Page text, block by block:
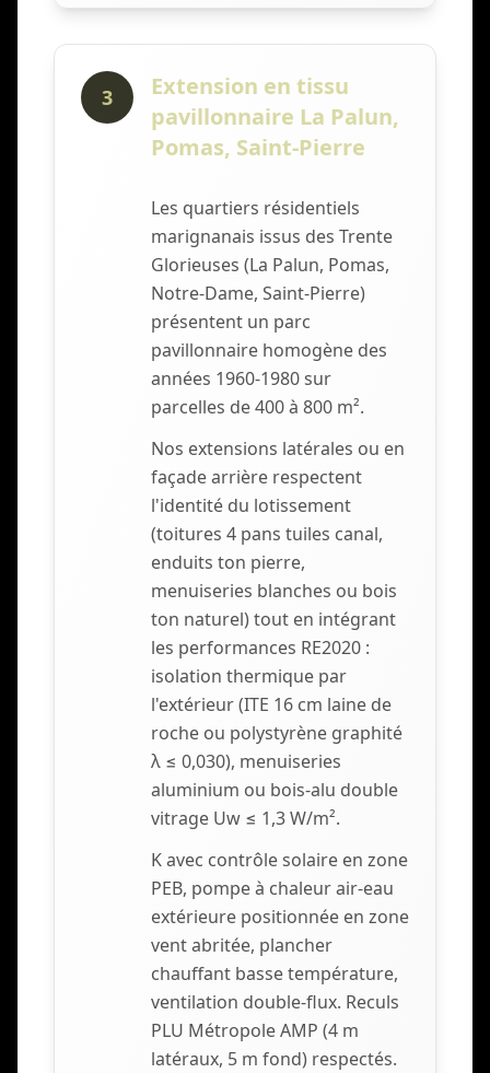
3
Extension en tissu
pavillonnaire La Palun,
Pomas, Saint-Pierre
Les quartiers résidentiels
marignanais issus des Trente
Glorieuses (La Palun, Pomas,
Notre-Dame, Saint-Pierre)
présentent un parc
pavillonnaire homogène des
années 1960-1980 sur
parcelles de 400 à 800 m².
Nos extensions latérales ou en
façade arrière respectent
l'identité du lotissement
(toitures 4 pans tuiles canal,
enduits ton pierre,
menuiseries blanches ou bois
ton naturel) tout en intégrant
les performances RE2020 :
isolation thermique par
l'extérieur (ITE 16 cm laine de
roche ou polystyrène graphité
λ ≤ 0,030), menuiseries
aluminium ou bois-alu double
vitrage Uw ≤ 1,3 W/m².
K avec contrôle solaire en zone
PEB, pompe à chaleur air-eau
extérieure positionnée en zone
vent abritée, plancher
chauffant basse température,
ventilation double-flux. Reculs
PLU Métropole AMP (4 m
latéraux, 5 m fond) respectés.